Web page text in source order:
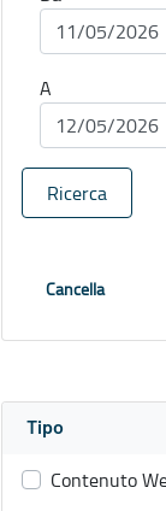
A
Ricerca
Cancella
Tipo
Contenuto